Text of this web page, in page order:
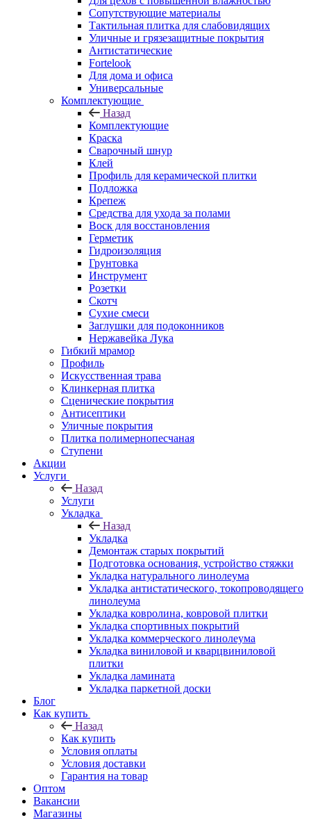
Сопутствующие материалы
Тактильная плитка для слабовидящих
Уличные и грязезащитные покрытия
Антистатические
Fortelook
Для дома и офиса
Универсальные
Комплектующие
Назад
Комплектующие
Краска
Сварочный шнур
Клей
Профиль для керамической плитки
Подложка
Крепеж
Средства для ухода за полами
Воск для восстановления
Герметик
Гидроизоляция
Грунтовка
Инструмент
Розетки
Скотч
Сухие смеси
Заглушки для подоконников
Нержавейка Лука
Гибкий мрамор
Профиль
Искусственная трава
Клинкерная плитка
Сценические покрытия
Антисептики
Уличные покрытия
Плитка полимернопесчаная
Ступени
Акции
Услуги
Назад
Услуги
Укладка
Назад
Укладка
Демонтаж старых покрытий
Подготовка основания, устройство стяжки
Укладка натурального линолеума
Укладка антистатического, токопроводящего
линолеума
Укладка ковролина, ковровой плитки
Укладка спортивных покрытий
Укладка коммерческого линолеума
Укладка виниловой и кварцвиниловой
плитки
Укладка ламината
Укладка паркетной доски
Блог
Как купить
Назад
Как купить
Условия оплаты
Условия доставки
Гарантия на товар
Оптом
Вакансии
Магазины